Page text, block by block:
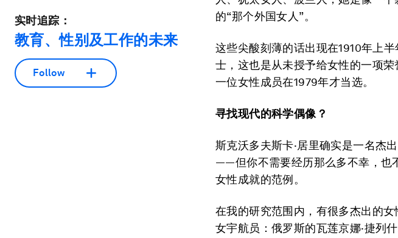
实时追踪：
教育、性别及工作的未来
Follow
的“那个外国女人”。
这些尖酸刻薄的话出现在1910年上
士，这也是从未授予给女性的一项
一位女性成员在1979年才当选。
寻找现代的科学偶像？
斯克沃多夫斯卡·居里确实是一名杰
——但你不需要经历那么多不幸，也
女性成就的范例。
在我的研究范围内，有很多杰出的
女宇航员：俄罗斯的瓦莲京娜·捷列